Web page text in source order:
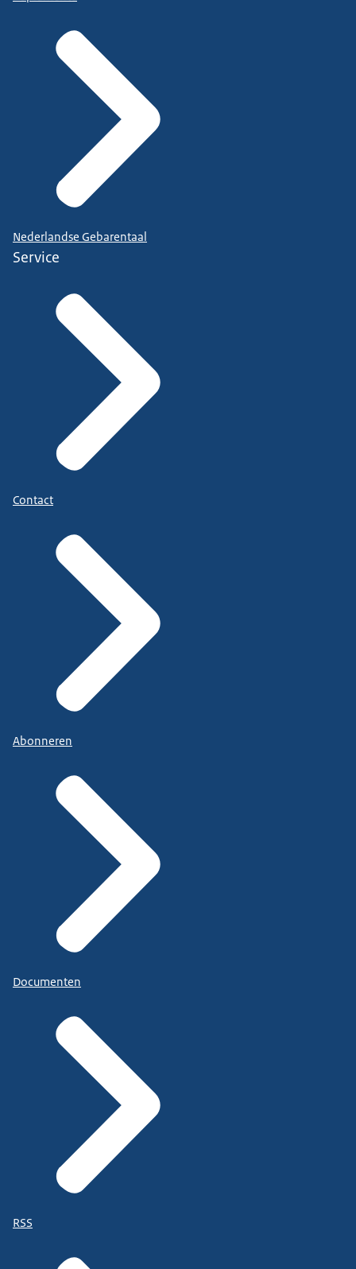
Nederlandse Gebarentaal
Service
Contact
Abonneren
Documenten
RSS